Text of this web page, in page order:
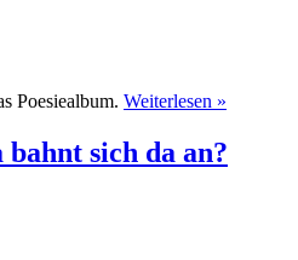
Poesiealbum. Weiterlesen »
sich da an?